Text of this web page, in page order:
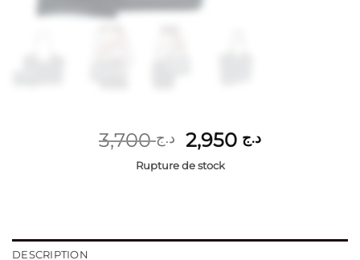
د.ج3,700
Le
prix
د.جLe
Rupture de stock
DESCRIPTION